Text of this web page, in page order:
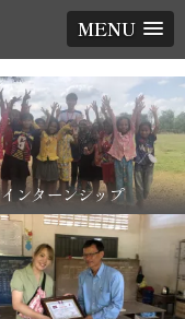
MENU
インターンシップ